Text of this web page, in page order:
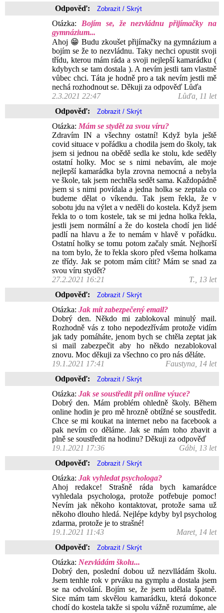
Odpověď:
Otázka: Bojím se, že nezvládnu přijímačky na
gymnázium...
Ahoj 😁 Budu zkoušet přijímačky na gymnázium a
bojím se že to nezvládnu. Taky nechci opustit svoji
třídu, kterou mám ráda a svoji nejlepší kamarádku (
kdybych se tam dostala ). A nevím jestli tam vlastně
vůbec chci. Táta je hodně pro a tak nevím jestli mě
nechá rozhodnout se. Děkuji za odpověď Lůďa
2.3.2021 22:47
Lůďa, 11 let
Odpověď:
Otázka: Mám se stydět za svou víru?
Zdravím IN a všechny ostatní! Když byla ještě
covid situace v pořádku a chodila jsem do školy, tak
jsem si jednou na obědě sedla ke stolu, kde seděly
ostatní holky. Moc se s nimi nebavím, ale moje
nejlepší kamarádka byla zrovna nemocná a nebyla
ve škole, tak jsem nechtěla sedět sama. Každopádně
jsem si s nimi povídala a jedna holka se zeptala co
budeme dělat o víkendu. Tak jsem řekla, že v
sobotu jdu na výlet a v neděli do kostela. Když jsem
řekla to o tom kostele, tak se mi jedna holka řekla,
jestli jsem normální a že do kostela chodí jen lidé
padlí na hlavu a že to nemám v hlavě v pořádku.
Ostatní holky se tomu potom začaly smát. Nejhorší
na tom bylo, že to řekla skoro před všema holkama
ze třídy. Jak se potom mám cítit? Mám se snad za
svou víru stydět?
27.2.2021 16:21
T., 13 let
Odpověď:
Otázka: Jak mít zabezpečený email?
Dobrý den. Někdo mi zablokoval minulý mail.
Rozhodně vás z toho nepodezřívám protože vidím
jak tady pomáháte, jenom bych se chtěla zeptat jak
si mail zabezpečit aby ho někdo nezablokoval
znovu. Moc děkuji za všechno co pro nás děláte.
19.1.2021 17:41
Faustyna, 14 let
Odpověď:
Otázka: Jak se soustředit při online výuce?
Dobrý den. Mám problém ohledně školy. Během
online hodin je pro mě hrozně obtížné se soustředit.
Chce se mi koukat na internet nebo na facebook a
pak nevím co děláme. Jak se mám toho zbavit a
plně se soustředit na hodinu? Děkuji za odpověď
19.1.2021 17:36
Gábi, 13 let
Odpověď:
Otázka: Jak vyhledat psychologa?
Ahoj redakce! Strašně ráda bych kamarádce
vyhledala psychologa, protože potřebuje pomoc!
Nevím jak někoho kontaktovat, protože sama už
někoho dlouho hledá. Nejlépe kdyby byl psycholog
zdarma, protože je to strašné!
19.1.2021 11:43
Maret, 14 let
Odpověď:
Otázka: Nezvládám školu...
Dobrý den, poslední dobou už nezvlládám školu.
Jsem tenhle rok v prváku na gymplu a dostala jsem
se na odvolání. Bojím se, že jsem udělala špatně.
Sice mám tam skvělou kamarádku, která dokonce
chodí do kostela takže si spolu vážně rozumíme, ale